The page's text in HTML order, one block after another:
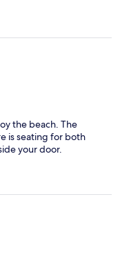
the beach. The
is seating for both
your door.